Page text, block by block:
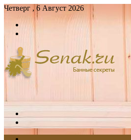
Четверг , 6 Август 2026
Войти
skin